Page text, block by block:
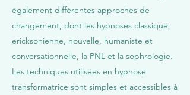
également différentes approches de
changement, dont les hypnoses classique,
ericksonienne, nouvelle, humaniste et
conversationnelle, la PNL et la sophrologie.
Les techniques utilisées en hypnose
transformatrice sont simples et accessibles à